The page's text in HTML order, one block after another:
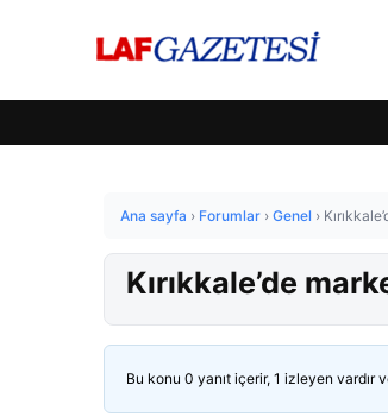
Ana sayfa › Forumlar › Genel ›
Kırıkkale’de
Bu konu 0 yanıt içerir, 1 izleyen vardır